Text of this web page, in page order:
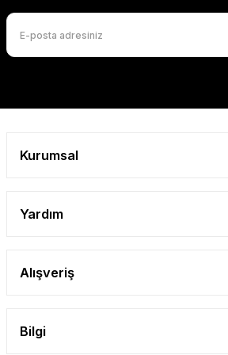
Gönder
Kurumsal
Yardım
Alışveriş
Bilgi